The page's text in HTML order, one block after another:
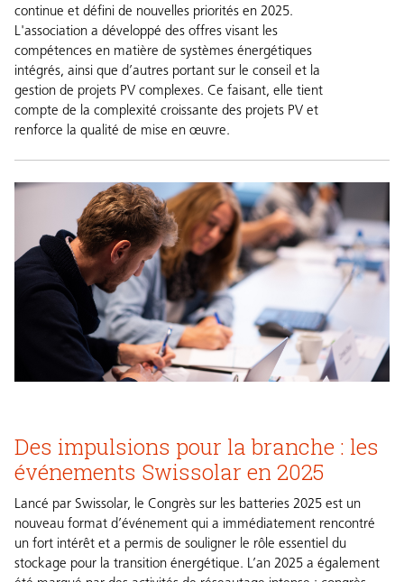
continue et défini de nouvelles priorités en 2025.
L'association a développé des offres visant les
compétences en matière de systèmes énergétiques
intégrés, ainsi que d’autres portant sur le conseil et la
gestion de projets PV complexes. Ce faisant, elle tient
compte de la complexité croissante des projets PV et
renforce la qualité de mise en œuvre.
Des impulsions pour la branche : les
événements Swissolar en 2025
Lancé par Swissolar, le Congrès sur les batteries 2025 est un
nouveau format d’événement qui a immédiatement rencontré
un fort intérêt et a permis de souligner le rôle essentiel du
stockage pour la transition énergétique. L’an 2025 a également